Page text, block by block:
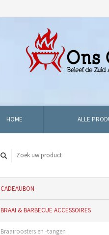
HOME ALLE
CADEAUBON
BRAAI & BARBECUE ACCESSOIRES
Braairoosters en -tangen